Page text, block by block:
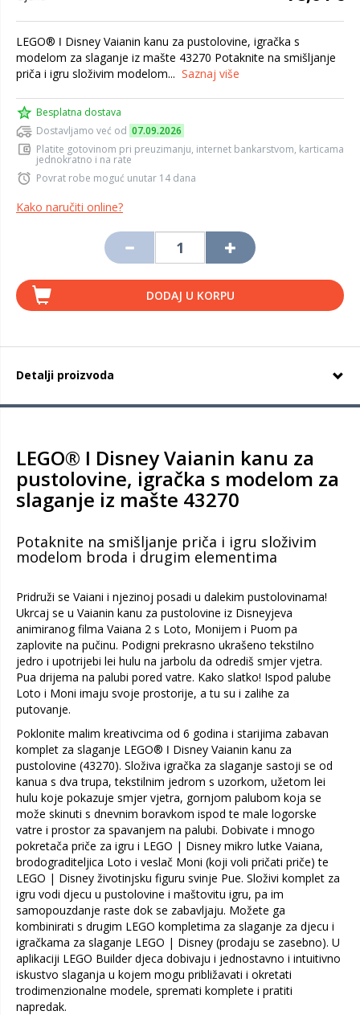
LEGO® ǀ Disney Vaianin kanu za pustolovine, igračka s
modelom za slaganje iz mašte 43270 Potaknite na smišljanje
priča i igru složivim modelom... Saznaj više
Besplatna dostava
Dostavljamo već od 07.09.2026
Platite gotovinom pri preuzimanju, internet bankarstvom, karticama
jednokratno i na rate
Povrat robe moguć unutar 14 dana
Kako naručiti online?
DODAJ U KORPU
Detalji proizvoda
LEGO® ǀ Disney Vaianin kanu za
pustolovine, igračka s modelom za
slaganje iz mašte 43270
Potaknite na smišljanje priča i igru složivim
modelom broda i drugim elementima
Pridruži se Vaiani i njezinoj posadi u dalekim pustolovinama!
Ukrcaj se u Vaianin kanu za pustolovine iz Disneyjeva
animiranog filma Vaiana 2 s Loto, Monijem i Puom pa
zaplovite na pučinu. Podigni prekrasno ukrašeno tekstilno
jedro i upotrijebi lei hulu na jarbolu da odrediš smjer vjetra.
Pua drijema na palubi pored vatre. Kako slatko! Ispod palube
Loto i Moni imaju svoje prostorije, a tu su i zalihe za
putovanje.
Poklonite malim kreativcima od 6 godina i starijima zabavan
komplet za slaganje LEGO® ǀ Disney Vaianin kanu za
pustolovine (43270). Složiva igračka za slaganje sastoji se od
kanua s dva trupa, tekstilnim jedrom s uzorkom, užetom lei
hulu koje pokazuje smjer vjetra, gornjom palubom koja se
može skinuti s dnevnim boravkom ispod te male logorske
vatre i prostor za spavanjem na palubi. Dobivate i mnogo
pokretača priče za igru i LEGO | Disney mikro lutke Vaiana,
brodograditeljica Loto i veslač Moni (koji voli pričati priče) te
LEGO | Disney životinjsku figuru svinje Pue. Složivi komplet za
igru vodi djecu u pustolovine i maštovitu igru, pa im
samopouzdanje raste dok se zabavljaju. Možete ga
kombinirati s drugim LEGO kompletima za slaganje za djecu i
igračkama za slaganje LEGO | Disney (prodaju se zasebno). U
aplikaciji LEGO Builder djeca dobivaju i jednostavno i intuitivno
iskustvo slaganja u kojem mogu približavati i okretati
trodimenzionalne modele, spremati komplete i pratiti
napredak.